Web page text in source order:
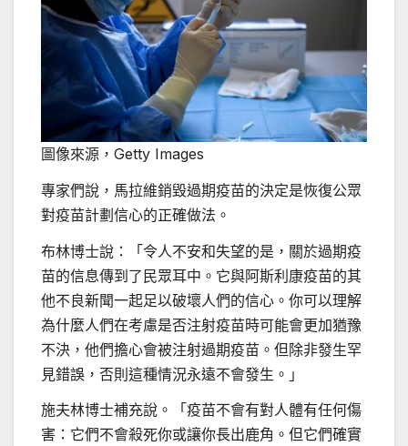
圖像來源， Getty Images
專家們說，馬拉維銷毀過期疫苗的決定是恢復公眾
對疫苗計劃信心的正確做法。
布林博士說：「令人不安和失望的是，關於過期疫
苗的信息傳到了民眾耳中。它與阿斯利康疫苗的其
他不良新聞一起足以破壞人們的信心。你可以理解
為什麼人們在考慮是否注射疫苗時可能會更加猶豫
不決，他們擔心會被注射過期疫苗。但除非發生罕
見錯誤，否則這種情況永遠不會發生。」
施夫林博士補充說。「疫苗不會有對人體有任何傷
害：它們不會殺死你或讓你長出鹿角。但它們確實